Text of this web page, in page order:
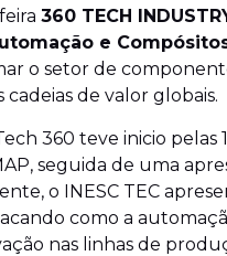
360 TECH
e
o setor de
de valor globais.
360 teve inicio pelas
seguida de uma
o INESC TEC
como a
nas linhas de